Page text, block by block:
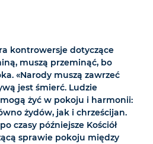
kontrowersje dotyczące
muszą przeminąć, bo
«Narody muszą zawrzeć
jest śmierć. Ludzie
żyć w pokoju i harmonii:
żydów, jak i chrześcijan.
czasy późniejsze Kościół
sprawie pokoju między